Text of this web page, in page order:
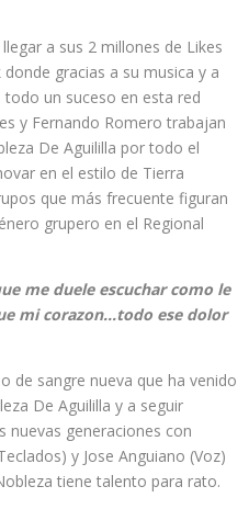
a sus 2 millones de Likes
gracias a su musica y a
un suceso en esta red
y Fernando Romero trabajan
De Aguililla por todo el
en el estilo de Tierra
que más frecuente figuran
grupero en el Regional
me duele escuchar como le
mi corazon…todo ese dolor
de sangre nueva que ha venido
De Aguililla y a seguir
nuevas generaciones con
y Jose Anguiano (Voz)
tiene talento para rato.